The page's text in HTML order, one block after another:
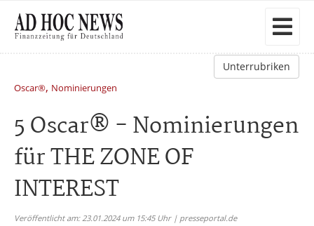
Unterrubriken
Oscar®, Nominierungen
5 Oscar® - Nominierungen
für THE ZONE OF
INTEREST
Veröffentlicht am: 23.01.2024 um 15:45 Uhr | presseportal.de